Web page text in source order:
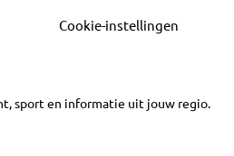
Cookie-instellingen
sport en informatie uit jouw regio.